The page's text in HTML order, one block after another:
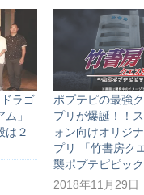
ラゴ
」
は２
ポプテピの最強
プリが爆誕！！
ォン向けオリジ
プリ 「竹書房ク
襲ポプテピピック
2018年11月29日